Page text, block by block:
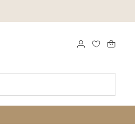
FAVORITER
LOGGA IN